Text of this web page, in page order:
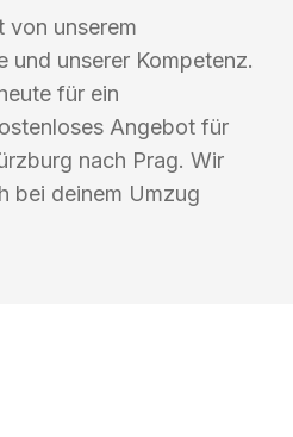
von unserem
und unserer Kompetenz.
für ein
Angebot für
nach Prag. Wir
bei deinem Umzug